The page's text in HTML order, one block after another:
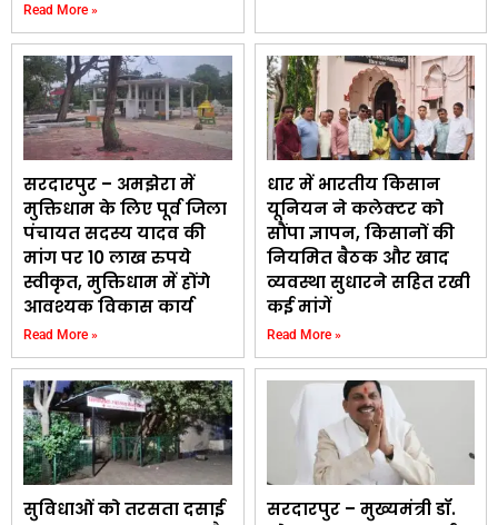
Read More »
सरदारपुर – अमझेरा में
मुक्तिधाम के लिए पूर्व जिला
पंचायत सदस्य यादव की
मांग पर 10 लाख रुपये
स्वीकृत, मुक्तिधाम में होंगे
आवश्यक विकास कार्य
Read More »
धार में भारतीय किसान
यूनियन ने कलेक्टर को
सौंपा ज्ञापन, किसानों की
नियमित बैठक और खाद
व्यवस्था सुधारने सहित रखी
कई मांगें
Read More »
सुविधाओं को तरसता दसाई
सरदारपुर – मुख्यमंत्री डॉ.